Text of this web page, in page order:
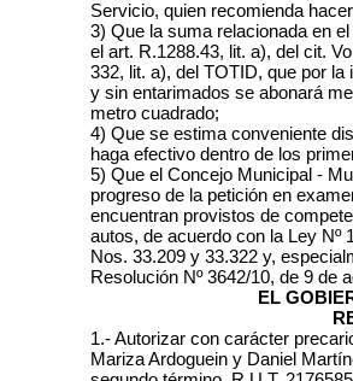
Servicio, quien recomienda
3) Que la suma relacionada en
el art. R.1288.43, lit. a), del cit.
332, lit. a), del TOTID, que por
y sin entarimados se abonará
metro cuadrado;
4) Que se estima conveniente
haga efectivo dentro de los
5) Que el Concejo Municipal -
progreso de la petición en
encuentran provistos de
autos, de acuerdo con la Ley Nº
Nos. 33.209 y 33.322 y,
Resolución Nº 3642/10, de 9 de
EL
1.- Autorizar con carácter
Mariza Ardoguein y Daniel